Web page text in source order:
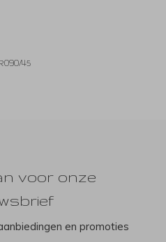
45
voor onze
en promoties